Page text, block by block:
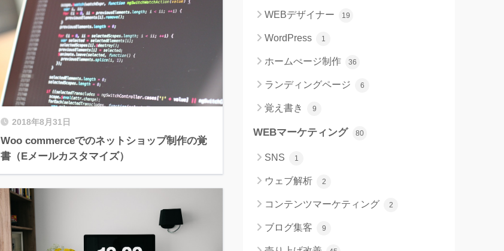
2018年8月31日
Woo commerceでのネットショップ制作の覚
書（Eメールカスタマイズ）
WEBデザイナー 19
WordPress 1
ホームぺージ制作 36
ランディングページ 6
覚え書き 9
WEBマーケティング 80
SNS 1
ウェブ解析 2
コンテンツマーケティング 2
ブログ集客 9